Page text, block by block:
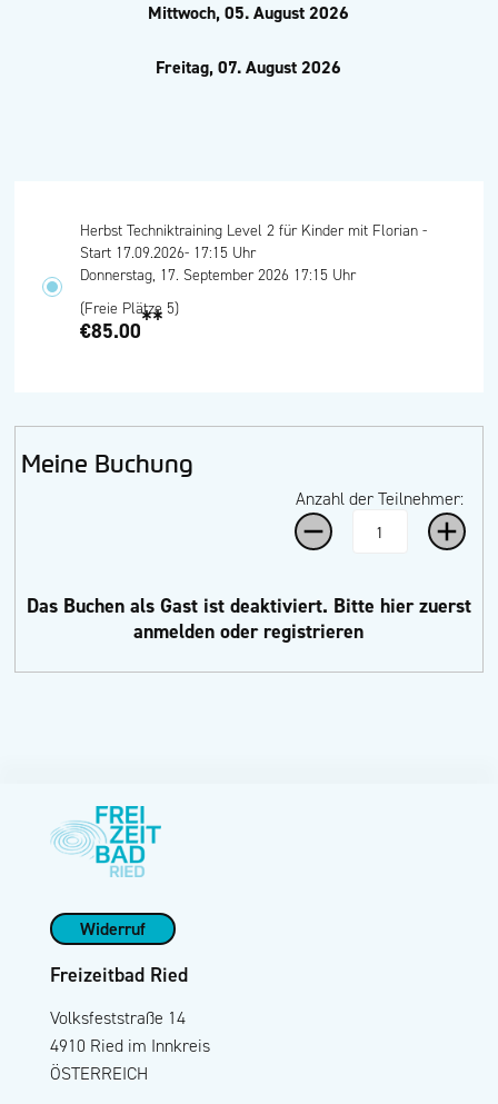
Mittwoch, 05. August 2026
Freitag, 07. August 2026
Herbst Techniktraining Level 2 für Kinder mit Florian -
Start 17.09.2026- 17:15 Uhr
Donnerstag, 17. September 2026 17:15 Uhr
(Freie Plätze 5)
€85.00**
Meine Buchung
Anzahl der Teilnehmer:
Das Buchen als Gast ist deaktiviert. Bitte hier zuerst
anmelden oder registrieren
Widerruf
Freizeitbad Ried
Volksfeststraße 14
4910 Ried im Innkreis
ÖSTERREICH